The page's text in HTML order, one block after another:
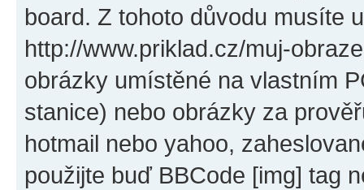
board. Z tohoto důvodu musíte
http://www.priklad.cz/muj-
obrázky umístěné na vlastním
stanice) nebo obrázky za
hotmail nebo yahoo,
použijte buď BBCode [img] tag